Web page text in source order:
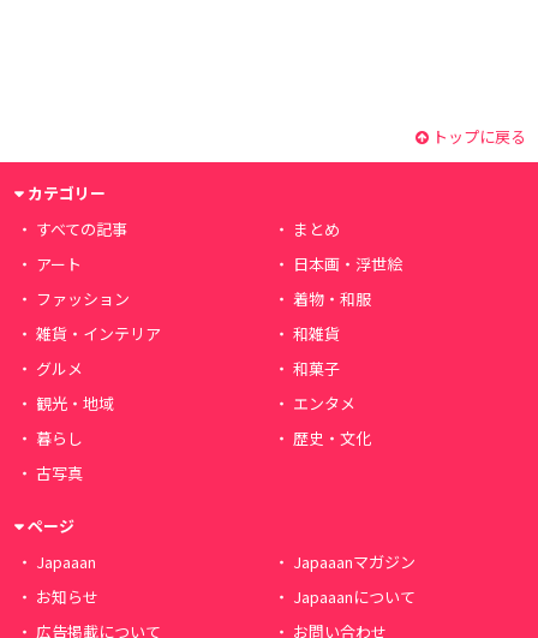
トップに戻る
カテゴリー
すべての記事
まとめ
アート
日本画・浮世絵
ファッション
着物・和服
雑貨・インテリア
和雑貨
グルメ
和菓子
観光・地域
エンタメ
暮らし
歴史・文化
古写真
ページ
Japaaan
Japaaanマガジン
お知らせ
Japaaanについて
広告掲載について
お問い合わせ